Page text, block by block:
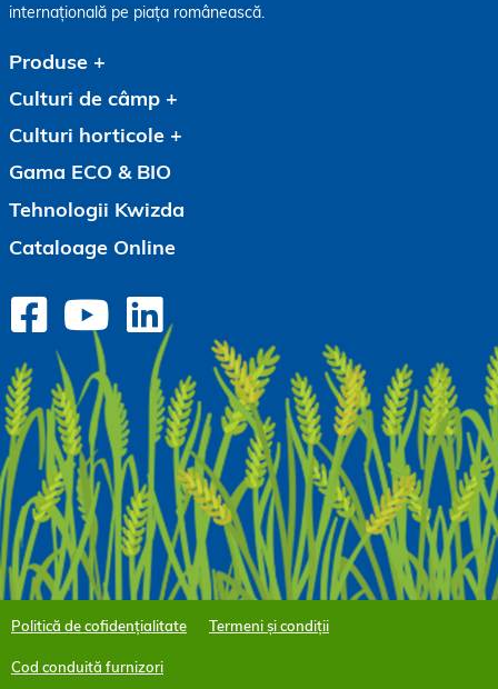
internațională pe piața românească.
Produse
Culturi de câmp
Culturi horticole
Gama ECO & BIO
Tehnologii Kwizda
Cataloage Online
Politică de cofidențialitate Termeni și condiții
Cod conduită furnizori